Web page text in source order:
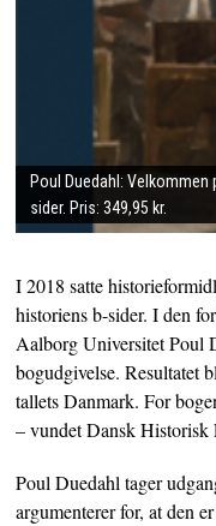
Poul Duedahl: Velkommen
sider. Pris: 349,95 kr.
I 2018 satte
historiens b-sider. I den
Aalborg Universitet Poul
bogudgivelse. Resultatet
tallets Danmark. For
– vundet Dansk Historisk
Poul Duedahl tager
argumenterer for, at den